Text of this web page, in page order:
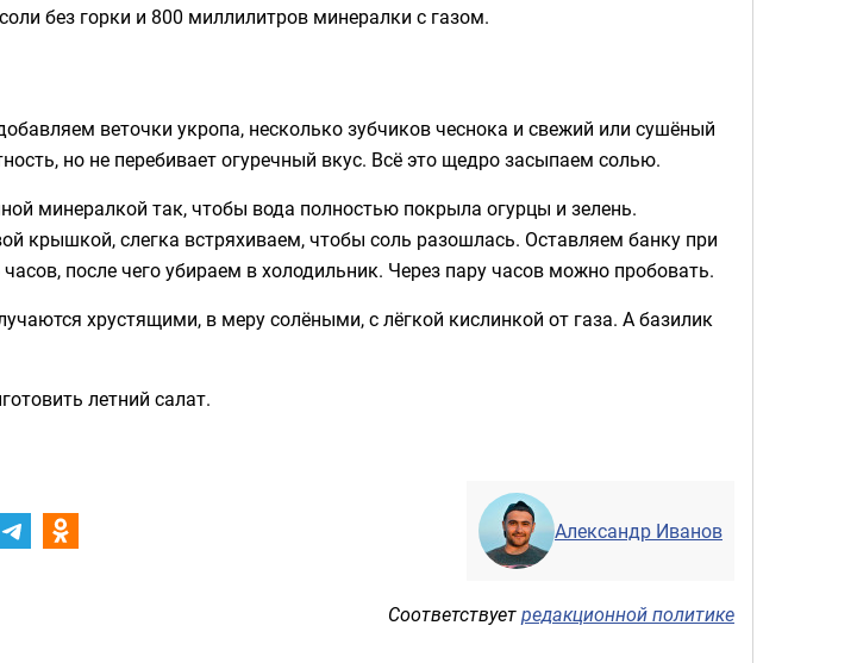
без горки и 800 миллилитров минералки с газом.
веточки укропа, несколько зубчиков чеснока и свежий или сушёный
но не перебивает огуречный вкус. Всё это щедро засыпаем солью.
минералкой так, чтобы вода полностью покрыла огурцы и зелень.
крышкой, слегка встряхиваем, чтобы соль разошлась. Оставляем банку при
после чего убираем в холодильник. Через пару часов можно пробовать.
хрустящими, в меру солёными, с лёгкой кислинкой от газа. А базилик
летний салат.
Александр Иванов
Соответствуетредакционной политике